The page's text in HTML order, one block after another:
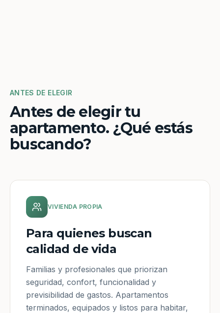
ANTES DE ELEGIR
Antes de elegir tu
apartamento. ¿Qué estás
buscando?
VIVIENDA PROPIA
Para quienes buscan
calidad de vida
Familias y profesionales que priorizan
seguridad, confort, funcionalidad y
previsibilidad de gastos. Apartamentos
terminados, equipados y listos para habitar,